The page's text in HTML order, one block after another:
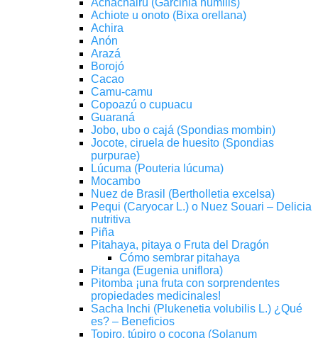
Achachairú (Garcinia humilis)
Achiote u onoto (Bixa orellana)
Achira
Anón
Arazá
Borojó
Cacao
Camu-camu
Copoazú o cupuacu
Guaraná
Jobo, ubo o cajá (Spondias mombin)
Jocote, ciruela de huesito (Spondias
purpurae)
Lúcuma (Pouteria lúcuma)
Mocambo
Nuez de Brasil (Bertholletia excelsa)
Pequi (Caryocar L.) o Nuez Souari – Delicia
nutritiva
Piña
Pitahaya, pitaya o Fruta del Dragón
Cómo sembrar pitahaya
Pitanga (Eugenia uniflora)
Pitomba ¡una fruta con sorprendentes
propiedades medicinales!
Sacha Inchi (Plukenetia volubilis L.) ¿Qué
es? – Beneficios
Topiro, túpiro o cocona (Solanum